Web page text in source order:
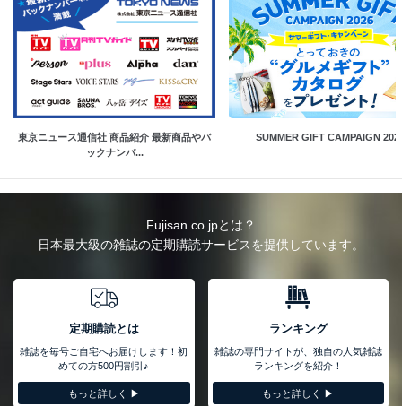
東京ニュース通信社 商品紹介 最新商品やバ
ックナンバ...
SUMMER GIFT CAMPAIGN
Fujisan.co.jpとは？
日本最大級の雑誌の定期購読サービスを提供しています。
定期購読とは
雑誌を毎号ご自宅へお届けします！初
めての方500円割引♪
もっと詳しく ▶︎
ランキング
雑誌の専門サイトが、独自の人気雑誌
ランキングを紹介！
もっと詳しく ▶︎